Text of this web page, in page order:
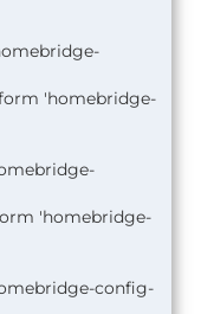
'homebridge-
'homebridge-
config-